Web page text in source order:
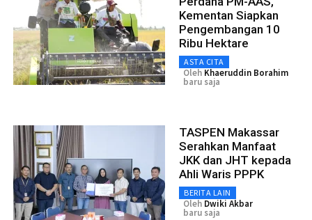
Kementan Siapkan
Pengembangan 10
Ribu Hektare
ASTA CITA
Oleh Khaeruddin Borahim
baru saja
TASPEN Makassar
Serahkan Manfaat
JKK dan JHT kepada
Ahli Waris PPPK
BERITA LAIN
Oleh Dwiki Akbar
baru saja